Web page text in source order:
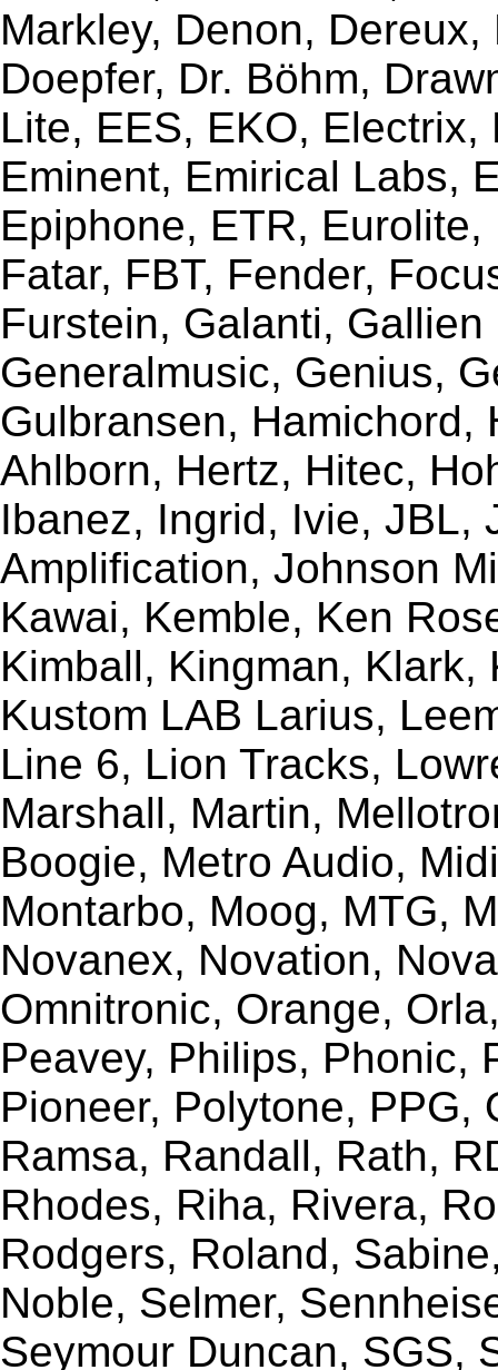
Markley, Denon,
Doepfer, Dr. Böhm,
Lite, EES, EKO,
Eminent, Emirical Labs,
Epiphone, ETR,
Fatar, FBT, Fender,
Furstein, Galanti,
Generalmusic, Genius,
Gulbransen, Hamichord,
Ahlborn, Hertz, Hitec,
Ibanez, Ingrid, Ivie, JBL,
Amplification, Johnson
Kawai, Kemble, Ken
Kimball, Kingman,
Kustom LAB Larius,
Line 6, Lion Tracks,
Marshall, Martin,
Boogie, Metro Audio,
Montarbo, Moog, MTG,
Novanex, Novation,
Omnitronic, Orange,
Peavey, Philips, Phonic,
Pioneer, Polytone, PPG,
Ramsa, Randall, Rath,
Rhodes, Riha, Rivera,
Rodgers, Roland,
Noble, Selmer,
Seymour Duncan, SGS,